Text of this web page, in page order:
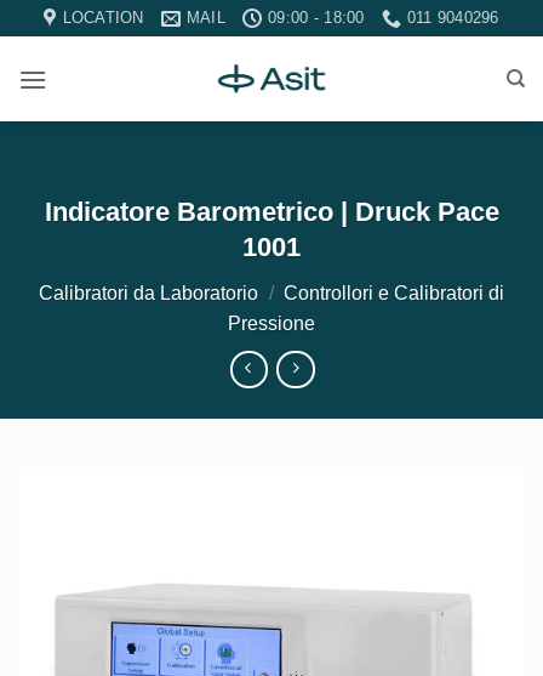
contenuti
LOCATION MAIL 09:00 - 18:00 011 9040296
Indicatore Barometrico | Druck Pace
1001
Calibratori da Laboratorio / Controllori e Calibratori di
Pressione